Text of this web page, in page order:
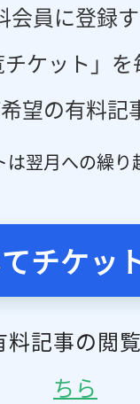
会員に登録
ケット」
望の有料記
翌月への繰り
チケッ
料記事の閲
ちら